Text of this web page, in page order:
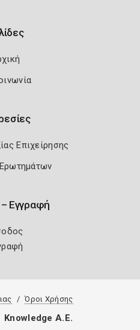
Επιχείρησης
Εγγραφή
Όροι Χρήσης
Knowledge A.E.